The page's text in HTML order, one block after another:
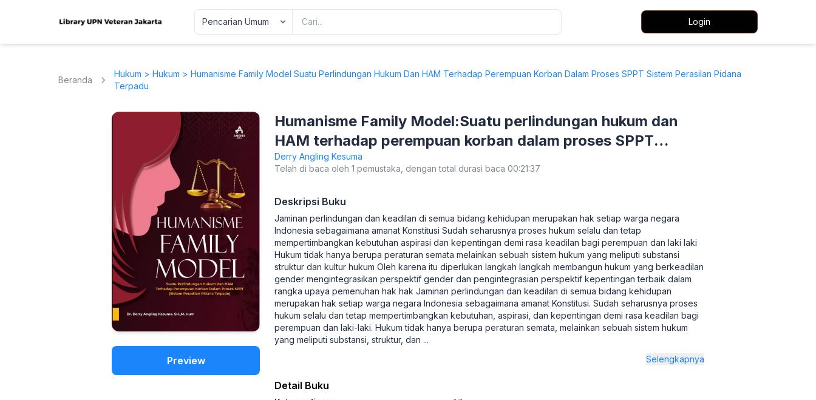
Login
Beranda
Hukum > Hukum > Humanisme Family Model Suatu Perlindungan Hukum Dan HAM Terhadap Perempuan Korban Dalam Proses SPPT Sistem Perasilan Pidana
Terpadu
Preview
Humanisme Family Model:Suatu perlindungan hukum dan
HAM terhadap perempuan korban dalam proses SPPT
(Sistem Perasilan Pidana Terpadu)
Derry Angling Kesuma
Telah di baca oleh 1 pemustaka, dengan total durasi baca 00:21:37
Deskripsi Buku
Jaminan perlindungan dan keadilan di semua bidang kehidupan merupakan hak setiap warga negara
Indonesia sebagaimana amanat Konstitusi Sudah seharusnya proses hukum selalu dan tetap
mempertimbangkan kebutuhan aspirasi dan kepentingan demi rasa keadilan bagi perempuan dan laki laki
Hukum tidak hanya berupa peraturan semata melainkan sebuah sistem hukum yang meliputi substansi
struktur dan kultur hukum Oleh karena itu diperlukan langkah langkah membangun hukum yang berkeadilan
gender mengintegrasikan perspektif gender dan pengintegrasian perspektif kepentingan terbaik dalam
rangka upaya pemenuhan hak hak Jaminan perlindungan dan keadilan di semua bidang kehidupan
merupakan hak setiap warga negara Indonesia sebagaimana amanat Konstitusi. Sudah seharusnya proses
hukum selalu dan tetap mempertimbangkan kebutuhan, aspirasi, dan kepentingan demi rasa keadilan bagi
perempuan dan laki-laki. Hukum tidak hanya berupa peraturan semata, melainkan sebuah sistem hukum
yang meliputi substansi, struktur, dan ...
Selengkapnya
Detail Buku